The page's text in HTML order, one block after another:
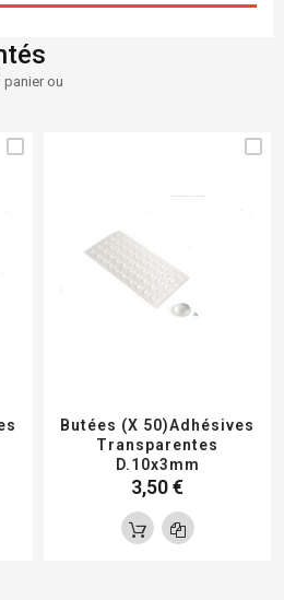
panier ou
Butées (x 50)adhésives
Transparentes
D.10x3mm
3,50 €